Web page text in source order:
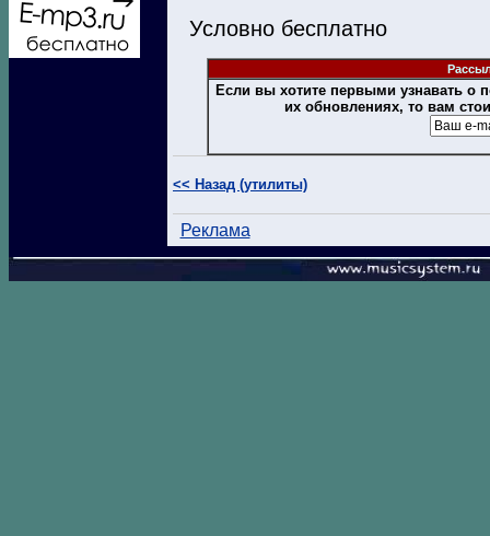
Условно бесплатно
Если вы хотите первыми узнавать
их обновлениях, то вам
<< Назад (утилиты)
Реклама